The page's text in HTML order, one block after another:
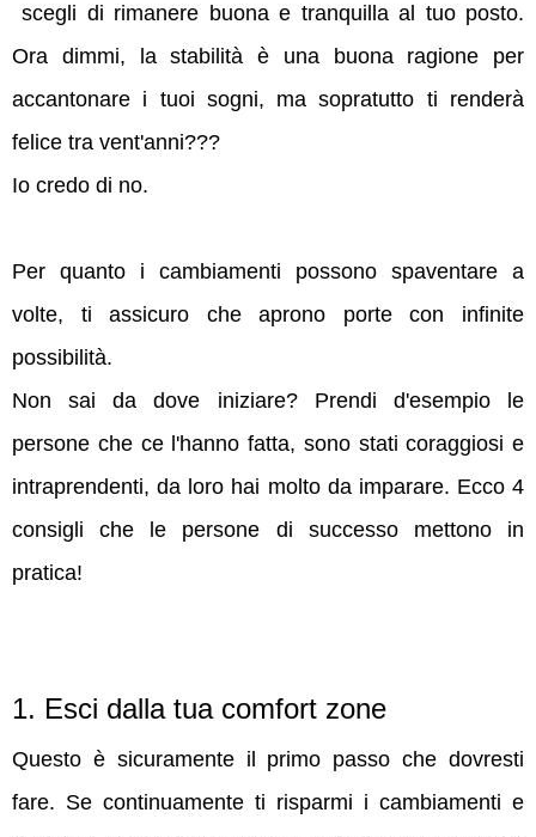
scegli di rimanere buona e tranquilla al tuo posto.
Ora dimmi, la stabilità è una buona ragione per
accantonare i tuoi sogni, ma sopratutto ti renderà
felice tra vent'anni???
Io credo di no.
Per quanto i cambiamenti possono spaventare a
volte, ti assicuro che aprono porte con infinite
possibilità.
Non sai da dove iniziare? Prendi d'esempio le
persone che ce l'hanno fatta, sono stati coraggiosi e
intraprendenti, da loro hai molto da imparare. Ecco 4
consigli che le persone di successo mettono in
pratica!
1. Esci dalla tua comfort zone
Questo è sicuramente il primo passo che dovresti
fare. Se continuamente ti risparmi i cambiamenti e